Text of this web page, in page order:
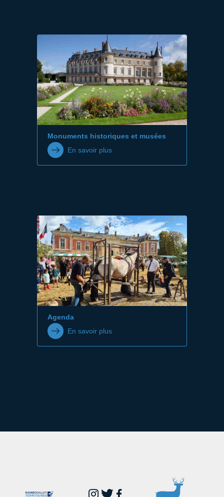
Monuments historiques et musées
En savoir plus
Agenda
En savoir plus